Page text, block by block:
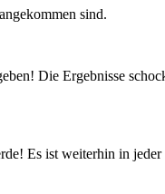
sind.
Die Ergebnisse
Es ist weiterhin in